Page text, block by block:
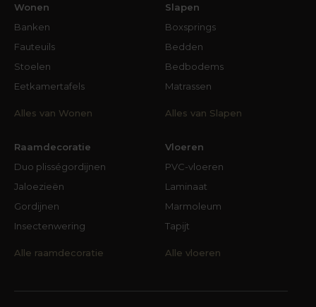
Wonen
Banken
Fauteuils
Stoelen
Eetkamertafels
Alles van Wonen
Slapen
Boxsprings
Bedden
Bedbodems
Matrassen
Alles van Slapen
Raamdecoratie
Duo plisségordijnen
Jaloezieën
Gordijnen
Insectenwering
Alle raamdecoratie
Vloeren
PVC-vloeren
Laminaat
Marmoleum
Tapijt
Alle vloeren